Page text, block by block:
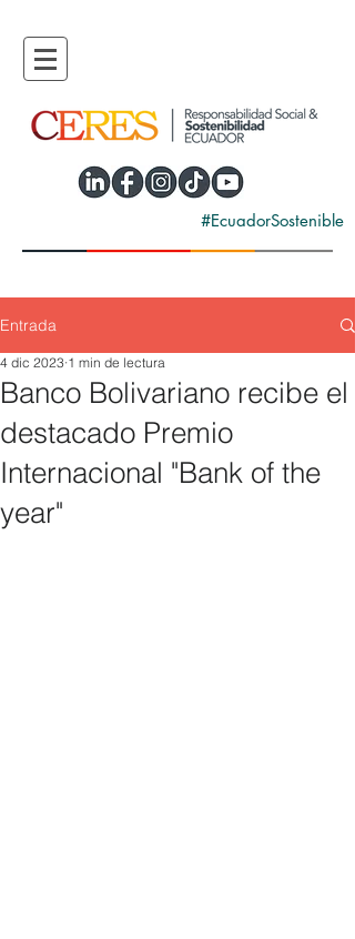
#EcuadorSostenible
Entrada
Banco Bolivariano recibe el
destacado Premio
Internacional "Bank of the
year"
4 dic 2023 1 min de lectura